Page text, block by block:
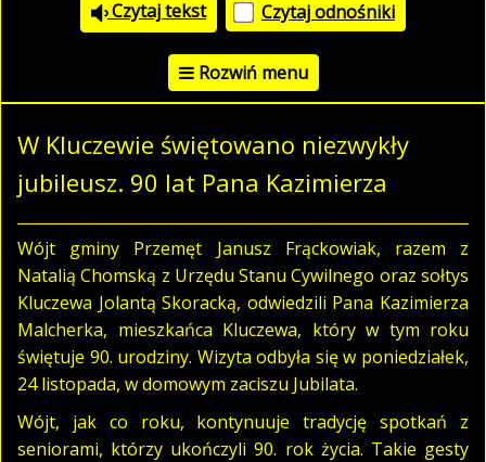
Czytaj tekst Czytaj odnośniki
Rozwiń menu
W Kluczewie świętowano niezwykły
jubileusz. 90 lat Pana Kazimierza
Wójt gminy Przemęt Janusz Frąckowiak, razem z
Natalią Chomską z Urzędu Stanu Cywilnego oraz sołtys
Kluczewa Jolantą Skoracką, odwiedzili Pana Kazimierza
Malcherka, mieszkańca Kluczewa, który w tym roku
świętuje 90. urodziny. Wizyta odbyła się w poniedziałek,
24 listopada, w domowym zaciszu Jubilata.
Wójt, jak co roku, kontynuuje tradycję spotkań z
seniorami, którzy ukończyli 90. rok życia. Takie gesty